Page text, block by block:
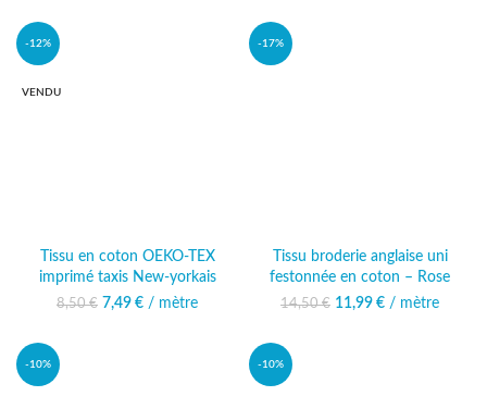
-12%
VENDU
Tissu en coton OEKO-TEX
imprimé taxis New-yorkais
8,50€
Le prix initial était :
7,49 € Le prix actuel
/ mètre
-17%
Tissu broderie anglaise uni
festonnée en coton – Rose
14,50€
Le prix initial était :
11,99 €
Le prix
/ mètre
-10% -10%